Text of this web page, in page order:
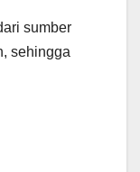
sumber
sehingga